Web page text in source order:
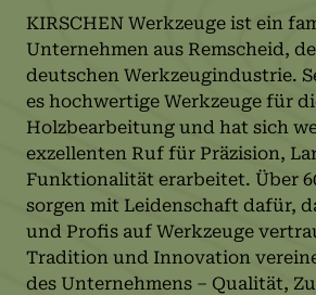
KIRSCHEN Werkzeuge ist ein
Unternehmen aus Remscheid,
deutschen Werkzeugindustrie.
es hochwertige Werkzeuge für
Holzbearbeitung und hat sich
exzellenten Ruf für Präzision,
Funktionalität erarbeitet. Über
sorgen mit Leidenschaft dafür,
und Profis auf Werkzeuge
Tradition und Innovation
des Unternehmens – Qualität,